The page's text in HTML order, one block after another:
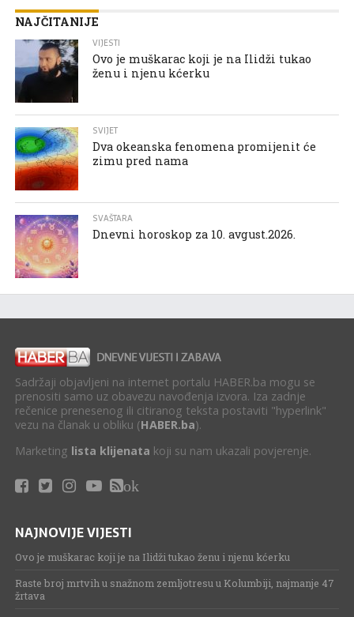
NAJČITANIJE
VIJESTI
Ovo je muškarac koji je na Ilidži tukao
ženu i njenu kćerku
SVIJET
Dva okeanska fenomena promijenit će
zimu pred nama
SVAŠTARA
Dnevni horoskop za 10. avgust.2026.
Sadržaji objavljeni na internet portalu HABER.ba mogu se
prenositi samo uz obavezu navođenja izvora. Iza zadnje
rečenice prenesenog ili citiranog teksta postaviti "hyperlink"
vezu na članak u obliku (HABER.ba).
Marketing lista klijenata koji su nam ukazali povjerenje.
ok
NAJNOVIJE VIJESTI
Ovo je muškarac koji je na Ilidži tukao ženu i njenu kćerku
Raste broj mrtvih u snažnom zemljotresu u Kolumbiji, najmanje 47
žrtava